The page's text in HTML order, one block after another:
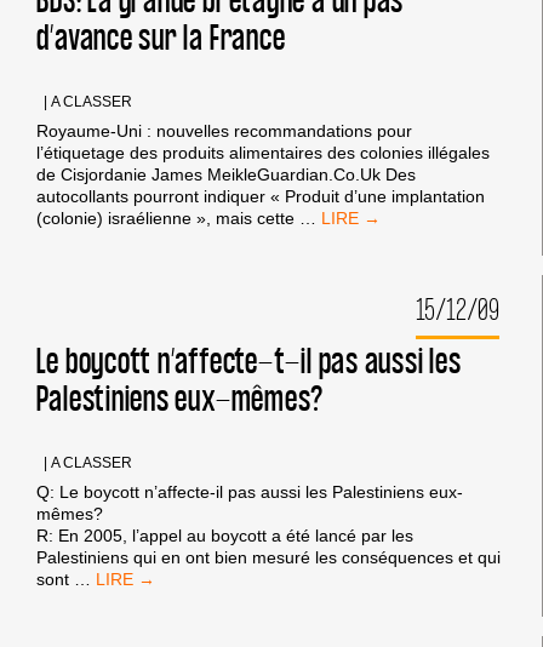
IDENTIFIÉS
COMME
ABSOLUMENT
OU
d’avance sur la France
|A CLASSER
Royaume-Uni : nouvelles recommandations pour
l’étiquetage des produits alimentaires des colonies illégales
de Cisjordanie James MeikleGuardian.Co.Uk Des
autocollants pourront indiquer « Produit d’une implantation
(colonie) israélienne », mais cette … BDS:
PAS
D’AVANCE
SUR
LA
15/12/09
Le boycott n’affecte-t-il pas aussi les
Palestiniens eux-mêmes?
|A CLASSER
Q: Le boycott n’affecte-il pas aussi les Palestiniens eux-
mêmes?
R: En 2005, l’appel au boycott a été lancé par les
Palestiniens qui en ont bien mesuré les conséquences et qui
sont
LE